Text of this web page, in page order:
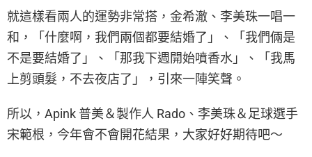
就這樣看兩人的運勢非常搭，金希澈、李美珠一唱一
和，「什麼啊，我們兩個都要結婚了」、「我們倆是
不是要結婚了」、「那我下週開始噴香水」、「我馬
上剪頭髮，不去夜店了」，引來一陣笑聲。
所以，Apink 普美＆製作人 Rado、李美珠＆足球選手
宋範根，今年會不會開花結果，大家好好期待吧～